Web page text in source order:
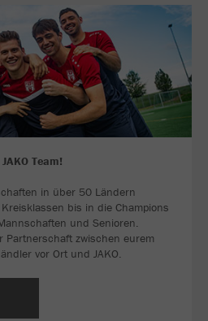
Team!
in über 50 Ländern
bis in die Champions
und Senioren.
Partnerschaft zwischen eurem
vor Ort und JAKO.